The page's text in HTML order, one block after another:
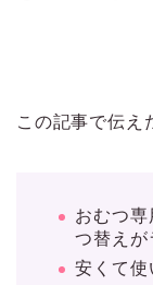
この記事で伝え
おむつ
つ替えが
安くて